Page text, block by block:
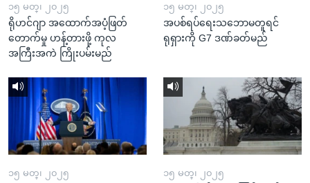
၁၅ မတ္၊ ၂၀၂၅
ရိုဟင်ဂျာ အထောက်အပံ့ဖြတ်
တောက်မှု ဟန့်တားဖို့ ကုလ
အကြီးအကဲ ကြိုးပမ်းမည်
၁၅ မတ္၊ ၂၀၂၅
အပစ်ရပ်ရေးသဘောမတူရင်
ရုရှားကို G7 ဒဏ်ခတ်မည်
၁၅ မတ္၊ ၂၀၂၅ ၁၅ မတ္၊ ၂၀၂၅